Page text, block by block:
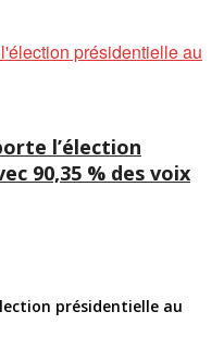
l’élection
90,35 % des voix
présidentielle au